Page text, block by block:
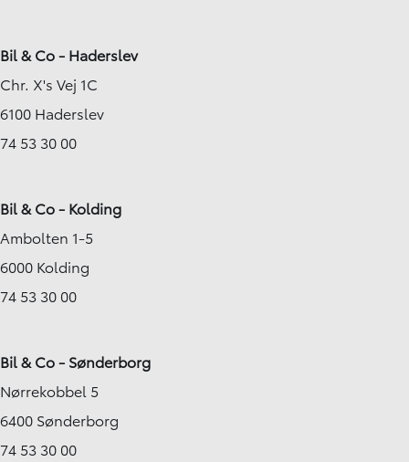
Bil & Co - Haderslev
Chr. X's Vej 1C
6100 Haderslev
74 53 30 00
Bil & Co - Kolding
Ambolten 1-5
6000 Kolding
74 53 30 00
Bil & Co - Sønderborg
Nørrekobbel 5
6400 Sønderborg
74 53 30 00